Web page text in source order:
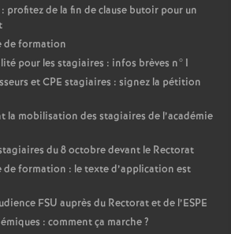
profitez de la fin de clause butoir pour un
formation
pour les stagiaires : infos brèves n°1
etCPE stagiaires : signez la pétition
la mobilisation des stagiaires de l’académie
du 8 octobre devant le Rectorat
formation : le texte d’application est
FSU auprès du Rectorat et de l’ESPE
: comment ça marche?